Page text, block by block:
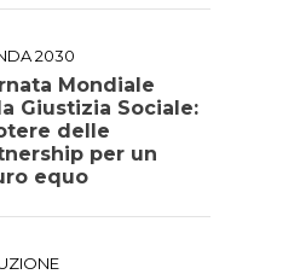
2030
Mondiale
Giustizia Sociale:
delle
per un
equo